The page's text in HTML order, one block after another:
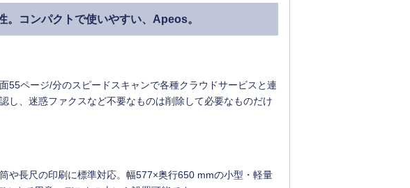
。コンパクトで使いやすい、Apeos。
55ページ/分のスピードスキャンで各種クラウドサービスと連
し、迷惑ファクスなど不要なものは削除して必要なものだけ
や長尺の印刷に標準対応。幅577×奥行650 mmの小型・軽量